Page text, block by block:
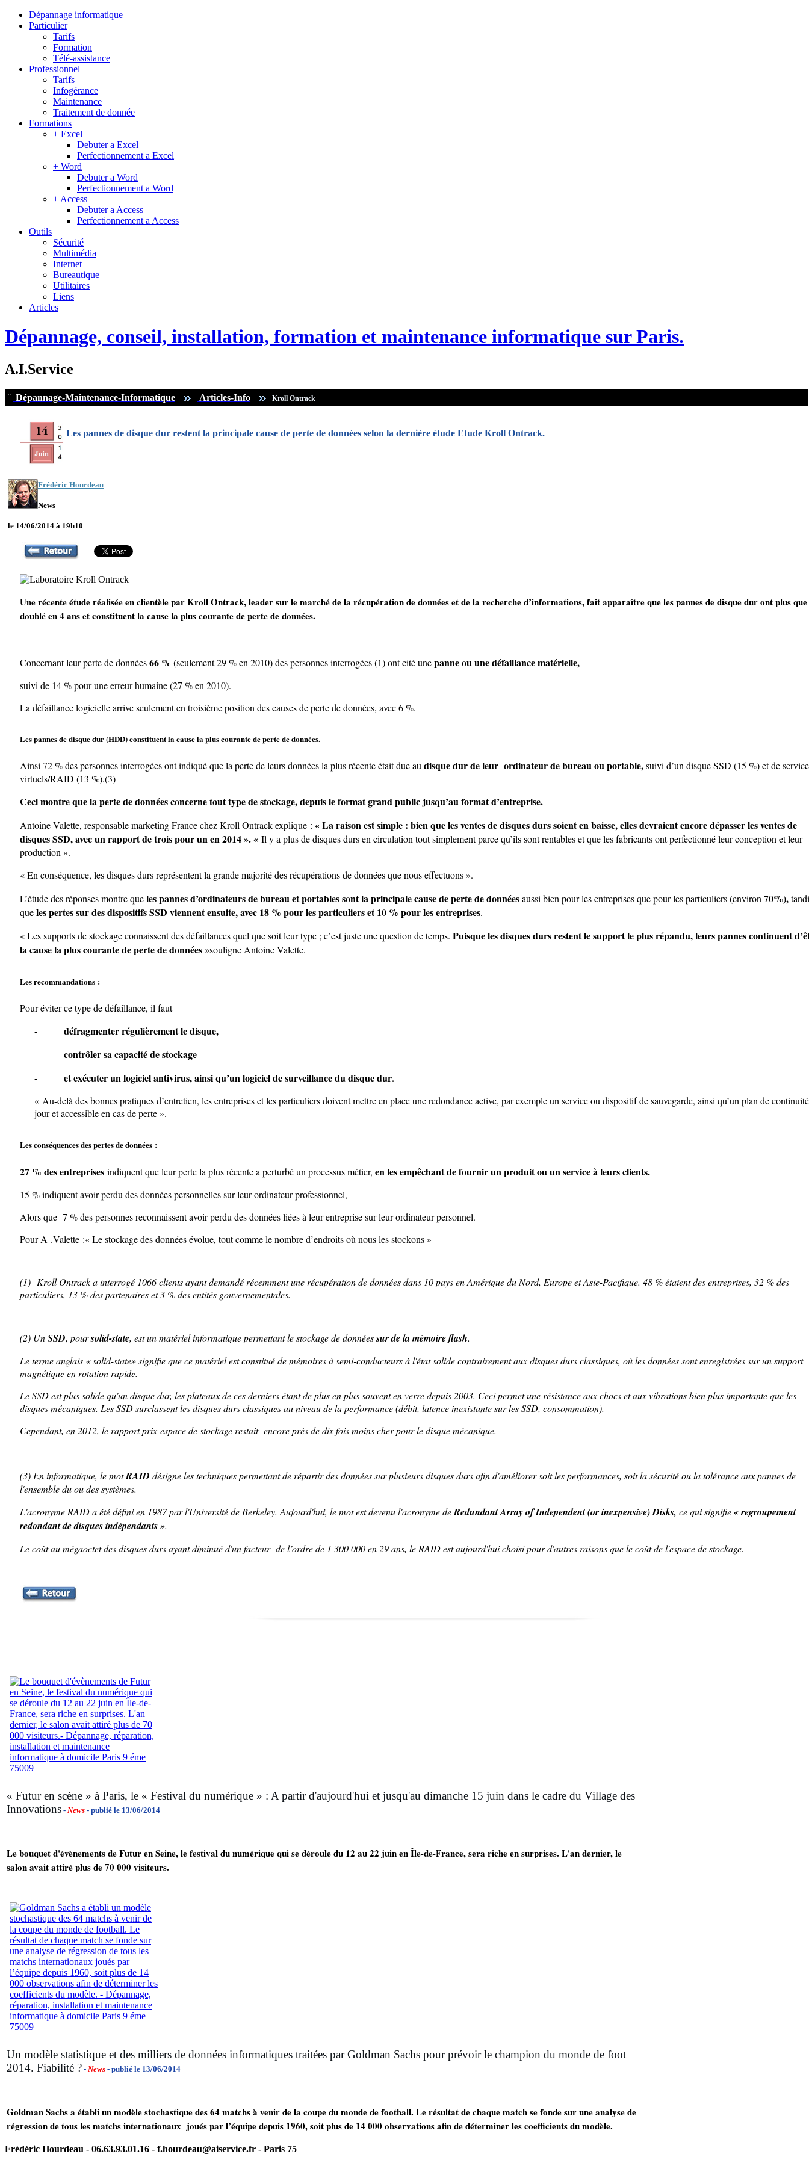
Dépannage informatique
Particulier
Tarifs
Formation
Télé-assistance
Professionnel
Tarifs
Infogérance
Maintenance
Traitement de donnée
Formations
+ Excel
Debuter a Excel
Perfectionnement a Excel
+ Word
Debuter a Word
Perfectionnement a Word
+ Access
Debuter a Access
Perfectionnement a Access
Outils
Sécurité
Multimédia
Internet
Bureautique
Utilitaires
Liens
Articles
Dépannage, conseil, installation, formation et maintenance informatique sur Paris.
A.I.Service
¨ Dépannage-Maintenance-Informatique Articles-Info Kroll Ontrack
Les pannes de disque dur restent la principale cause de perte de données selon la dernière étude Etude Kroll Ontrack.
Frédéric Hourdeau
News
le 14/06/2014 à 19h10
Une récente étude réalisée en clientèle par Kroll Ontrack, leader sur le marché de la récupération de données et de la recherche d’informations, fait apparaître que les pannes de disque dur ont plus que
doublé en 4 ans et constituent la cause la plus courante de perte de données.
Concernant leur perte de données66 % (seulement 29 % en 2010) des personnes interrogées (1) ont cité unepanne ou une défaillance matérielle,
suivi de 14 % pour une erreur humaine (27 % en 2010).
La défaillance logicielle arrive seulement en troisième position des causes de perte de données, avec 6 %.
Les pannes de disque dur (HDD) constituent la cause la plus courante de perte de données.
Ainsi 72 % des personnes interrogées ont indiqué que la perte de leurs données la plus récente était due audisque dur de leur ordinateur de bureau ou portable,suivi d’un disque SSD (15 %) et de
virtuels/RAID (13 %).(3)
Ceci montre que la perte de données concerne tout type de stockage, depuis le format grand public jusqu’au format d’entreprise.
Antoine Valette, responsable marketing France chez Kroll Ontrack explique : « La raison est simple : bien que les ventes de disques durs soient en baisse, elles devraient encore dépasser les ventes de
disques SSD, avec un rapport de trois pour un en 2014 ». « Il y a plus de disques durs en circulation tout simplement parce qu’ils sont rentables et que les fabricants ont perfectionné leur conception et leur
production ».
« En conséquence, les disques durs représentent la grande majorité des récupérations de données que nous effectuons ».
L’étude des réponses montre queles pannes d’ordinateurs de bureau et portables sont la principale cause de perte de donnéesaussi bien pour les entreprises que pour les particuliers (environ70%),
queles pertes sur des dispositifs SSD viennent ensuite, avec 18 % pour les particuliers et 10 % pour les entreprises.
« Les supports de stockage connaissent des défaillances quel que soit leur type ; c’est juste une question de temps. Puisque les disques durs restent le support le plus répandu, leurs pannes continuent
la cause la plus courante de perte de données»souligne Antoine Valette.
Les recommandations :
Pour éviter ce type de défaillance, il faut
-
défragmenter régulièrement le disque,
- contrôler sa capacité de stockage
- et exécuter un logiciel antivirus, ainsi qu’un logiciel de surveillance du disque dur.
« Au-delà des bonnes pratiques d’entretien, les entreprises et les particuliers doivent mettre en place une redondance active, par exemple un service ou dispositif de sauvegarde, ainsi qu’un plan de
jour et accessible en cas de perte ».
Les conséquences des pertes de données :
27 % des entreprises indiquent que leur perte la plus récente a perturbé un processus métier, enles empêchant de fournir un produit ou un service à leurs clients.
15 % indiquent avoir perdu des données personnelles sur leur ordinateur professionnel,
Alors que 7 % des personnes reconnaissent avoir perdu des données liées à leur entreprise sur leur ordinateur personnel.
Pour A .Valette :« Le stockage des données évolue, tout comme le nombre d’endroits où nous les stockons »
(1) Kroll Ontrack a interrogé 1066 clients ayant demandé récemment une récupération de données dans 10 pays en Amérique du Nord, Europe et Asie-Pacifique. 48 % étaient des entreprises, 32 % des
particuliers, 13 % des partenaires et 3 % des entités gouvernementales.
(2) UnSSD, poursolid-state, est un matériel informatique permettant le stockage de donnéessur de la mémoire flash.
Le terme anglais « solid-state» signifie que ce matériel est constitué de mémoires à semi-conducteurs à l'état solide contrairement aux disques durs classiques, où les données sont enregistrées sur un support
magnétique en rotation rapide.
Le SSD est plus solide qu'un disque dur, les plateaux de ces derniers étant de plus en plus souvent en verre depuis 2003. Ceci permet une résistance aux chocs et aux vibrations bien plus importante que les
disques mécaniques. Les SSD surclassent les disques durs classiques au niveau de la performance (débit, latence inexistante sur les SSD, consommation).
Cependant, en 2012, le rapport prix-espace de stockage restait encore près de dix fois moins cher pour le disque mécanique.
(3) En informatique, le motRAID désigne les techniques permettant de répartir des données sur plusieurs disques durs afin d'améliorer soit les performances, soit la sécurité ou la tolérance aux pannes de
l'ensemble du ou des systèmes.
L'acronyme RAID a été défini en 1987 par l'Université de Berkeley. Aujourd'hui, le mot est devenu l'acronyme deRedundant Array of Independent (or inexpensive) Disks, ce qui signifie« regroupement
redondant de disques indépendants ».
Le coût au mégaoctet des disques durs ayant diminué d'un facteur de l’ordre de 1 300 000 en 29 ans, le RAID est aujourd'hui choisi pour d'autres raisons que le coût de l'espace de stockage.
« Futur en scène » à Paris, le « Festival du numérique » : A partir d'aujourd'hui et jusqu'au dimanche 15 juin dans le cadre du Village des
Innovations - News - publié le 13/06/2014
Le bouquet d'évènements de Futur en Seine, le festival du numérique qui se déroule du 12 au 22 juin en Île-de-France, sera riche en surprises. L'an dernier, le
salon avait attiré plus de 70 000 visiteurs.
Un modèle statistique et des milliers de données informatiques traitées par Goldman Sachs pour prévoir le champion du monde de foot
2014. Fiabilité ? - News - publié le 13/06/2014
Goldman Sachs a établi un modèle stochastique des 64 matchs à venir de la coupe du monde de football. Le résultat de chaque match se fonde sur une analyse de
régression de tous les matchs internationaux joués par l’équipe depuis 1960, soit plus de 14 000 observations afin de déterminer les coefficients du modèle.
Frédéric Hourdeau - 06.63.93.01.16 - f.hourdeau@aiservice.fr - Paris 75